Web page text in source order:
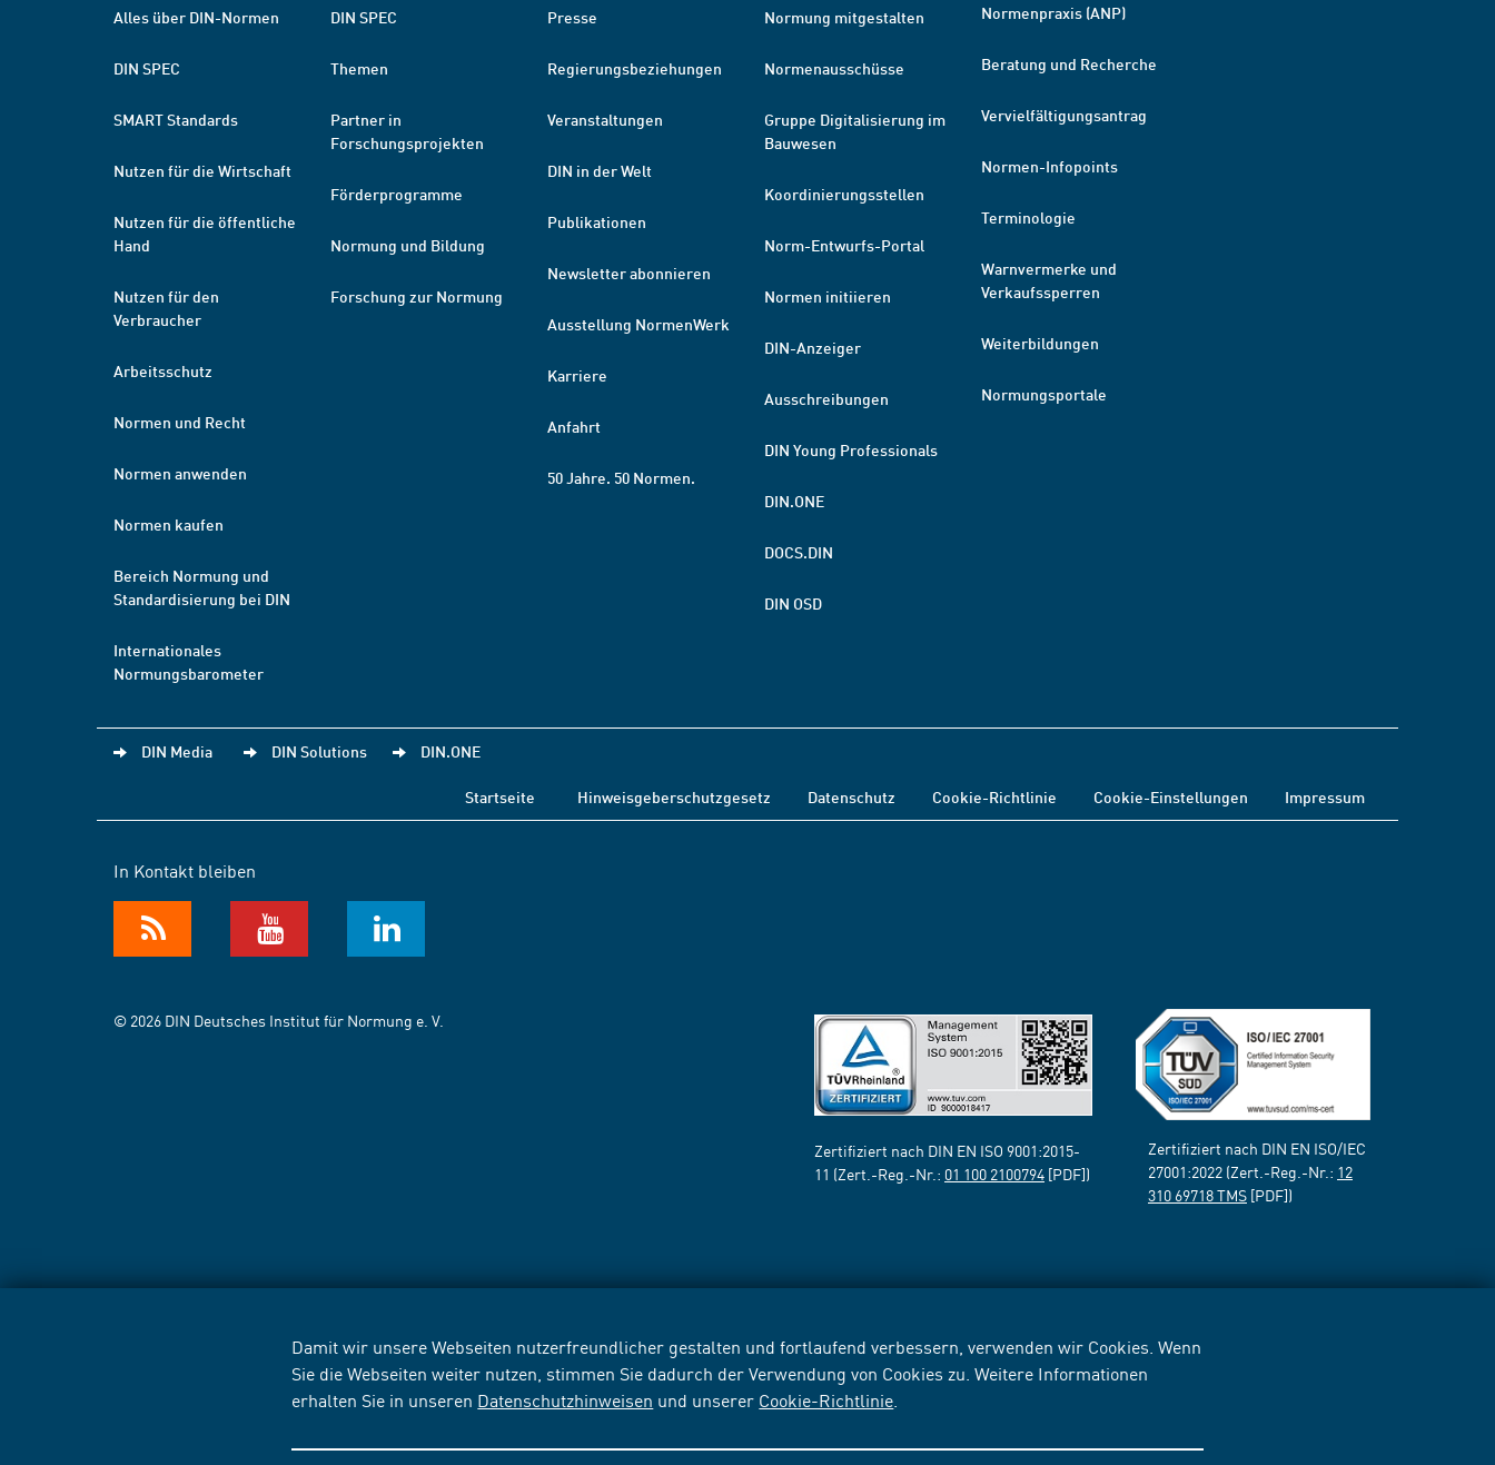
Damit wir unsere Webseiten nutzerfreundlicher gestalten und fortlaufend verbessern, verwenden wir Cookies. Wenn
Sie die Webseiten weiter nutzen, stimmen Sie dadurch der Verwendung von Cookies zu. Weitere Informationen
erhalten Sie in unseren Datenschutzhinweisen und unserer Cookie-Richtlinie
Alles über DIN-Normen
DIN SPEC
SMART Standards
Nutzen für die Wirtschaft
Nutzen für die öffentliche
Hand
Nutzen für den
Verbraucher
Arbeitsschutz
Normen und Recht
Normen anwenden
Normen kaufen
Bereich Normung und
Standardisierung bei DIN
Internationales
Normungsbarometer
DIN SPEC
Themen
Partner in
Forschungsprojekten
Förderprogramme
Normung und Bildung
Forschung zur Normung
Presse
Regierungsbeziehungen
Veranstaltungen
DIN in der Welt
Publikationen
Newsletter abonnieren
Ausstellung NormenWerk
Karriere
Anfahrt
50 Jahre. 50 Normen.
Normung mitgestalten
Normenausschüsse
Gruppe Digitalisierung im
Bauwesen
Koordinierungsstellen
Norm-Entwurfs-Portal
Normen initiieren
DIN-Anzeiger
Ausschreibungen
DIN Young Professionals
DIN.ONE
DOCS.DIN
DIN OSD
Normenpraxis (ANP)
Beratung und Recherche
Vervielfältigungsantrag
Normen-Infopoints
Terminologie
Warnvermerke und
Verkaufssperren
Weiterbildungen
Normungsportale
DIN Media DIN Solutions DIN.ONE
Startseite Hinweisgeberschutzgesetz Datenschutz Cookie-Richtlinie Cookie-Einstellungen Impressum
In Kontakt bleiben
© 2026 DIN Deutsches Institut für Normung e. V.
Zertifiziert nach DIN EN ISO 9001:2015-
11 (Zert.-Reg.-Nr.: 01 100 2100794 [PDF])
Zertifiziert nach DIN EN ISO/IEC
27001:2022 (Zert.-Reg.-Nr.: 12
310 69718 TMS [PDF])